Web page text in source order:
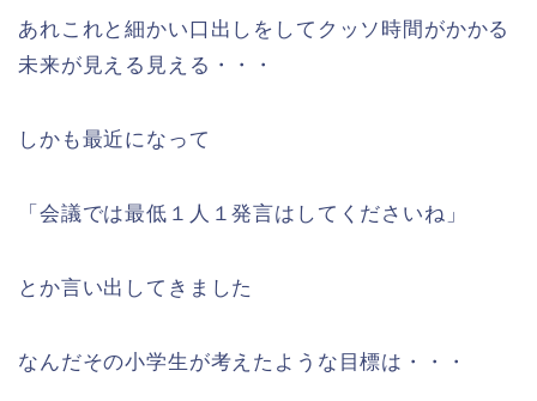
あれこれと細かい口出しをしてクッソ時間がかかる
未来が見える見える・・・
しかも最近になって
「会議では最低１人１発言はしてくださいね」
とか言い出してきました
なんだその小学生が考えたような目標は・・・